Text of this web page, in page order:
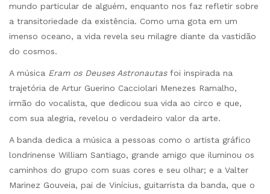
mundo particular de alguém, enquanto nos faz refletir sobre
a transitoriedade da existência. Como uma gota em um
imenso oceano, a vida revela seu milagre diante da vastidão
do cosmos.
A música Eram os Deuses Astronautas foi inspirada na
trajetória de Artur Guerino Cacciolari Menezes Ramalho,
irmão do vocalista, que dedicou sua vida ao circo e que,
com sua alegria, revelou o verdadeiro valor da arte.
A banda dedica a música a pessoas como o artista gráfico
londrinense William Santiago, grande amigo que iluminou os
caminhos do grupo com suas cores e seu olhar; e a Valter
Marinez Gouveia, pai de Vinícius, guitarrista da banda, que o